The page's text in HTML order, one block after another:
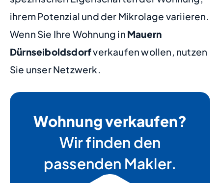
ihrem Potenzial und der Mikrolage variieren.
Wenn Sie Ihre Wohnung in Mauern
Dürnseiboldsdorfverkaufen wollen, nutzen
Sie unser Netzwerk.
Wohnung verkaufen?
Wir finden den
passenden Makler.